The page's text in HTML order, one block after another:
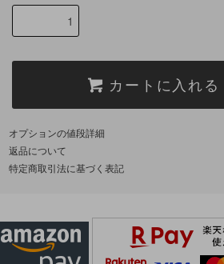
カートに入れる
オプションの値段詳細
返品について
特定商取引法に基づく表記